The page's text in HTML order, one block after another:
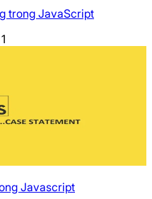
trong JavaScript
1
Javascript